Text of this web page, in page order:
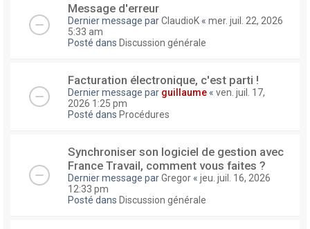
Message d'erreur
Dernier message parClaudioK « mer. juil. 22, 2026
5:33 am
Posté dans Discussion générale
Facturation électronique, c'est parti !
Dernier message par guillaume « ven. juil. 17,
2026 1:25 pm
Posté dans Procédures
Synchroniser son logiciel de gestion avec
France Travail, comment vous faites ?
Dernier message parGregor « jeu. juil. 16, 2026
12:33 pm
Posté dans Discussion générale